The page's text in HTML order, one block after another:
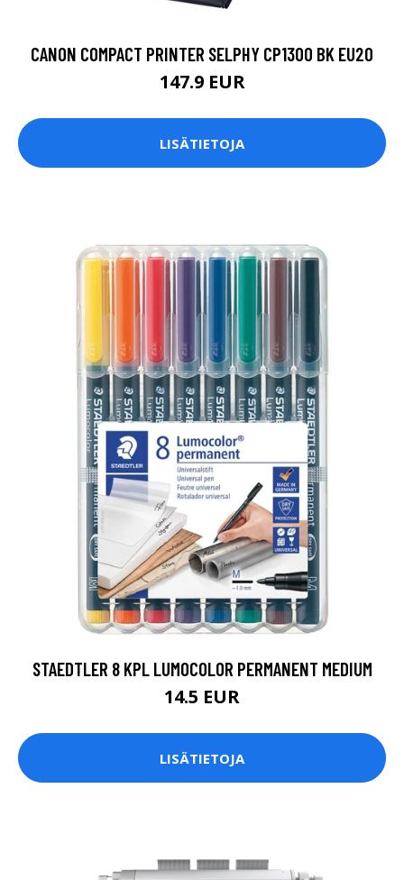
CANON COMPACT PRINTER SELPHY CP1300 BK EU20
147.9 EUR
LISÄTIETOJA
STAEDTLER 8 KPL LUMOCOLOR PERMANENT MEDIUM
14.5 EUR
LISÄTIETOJA